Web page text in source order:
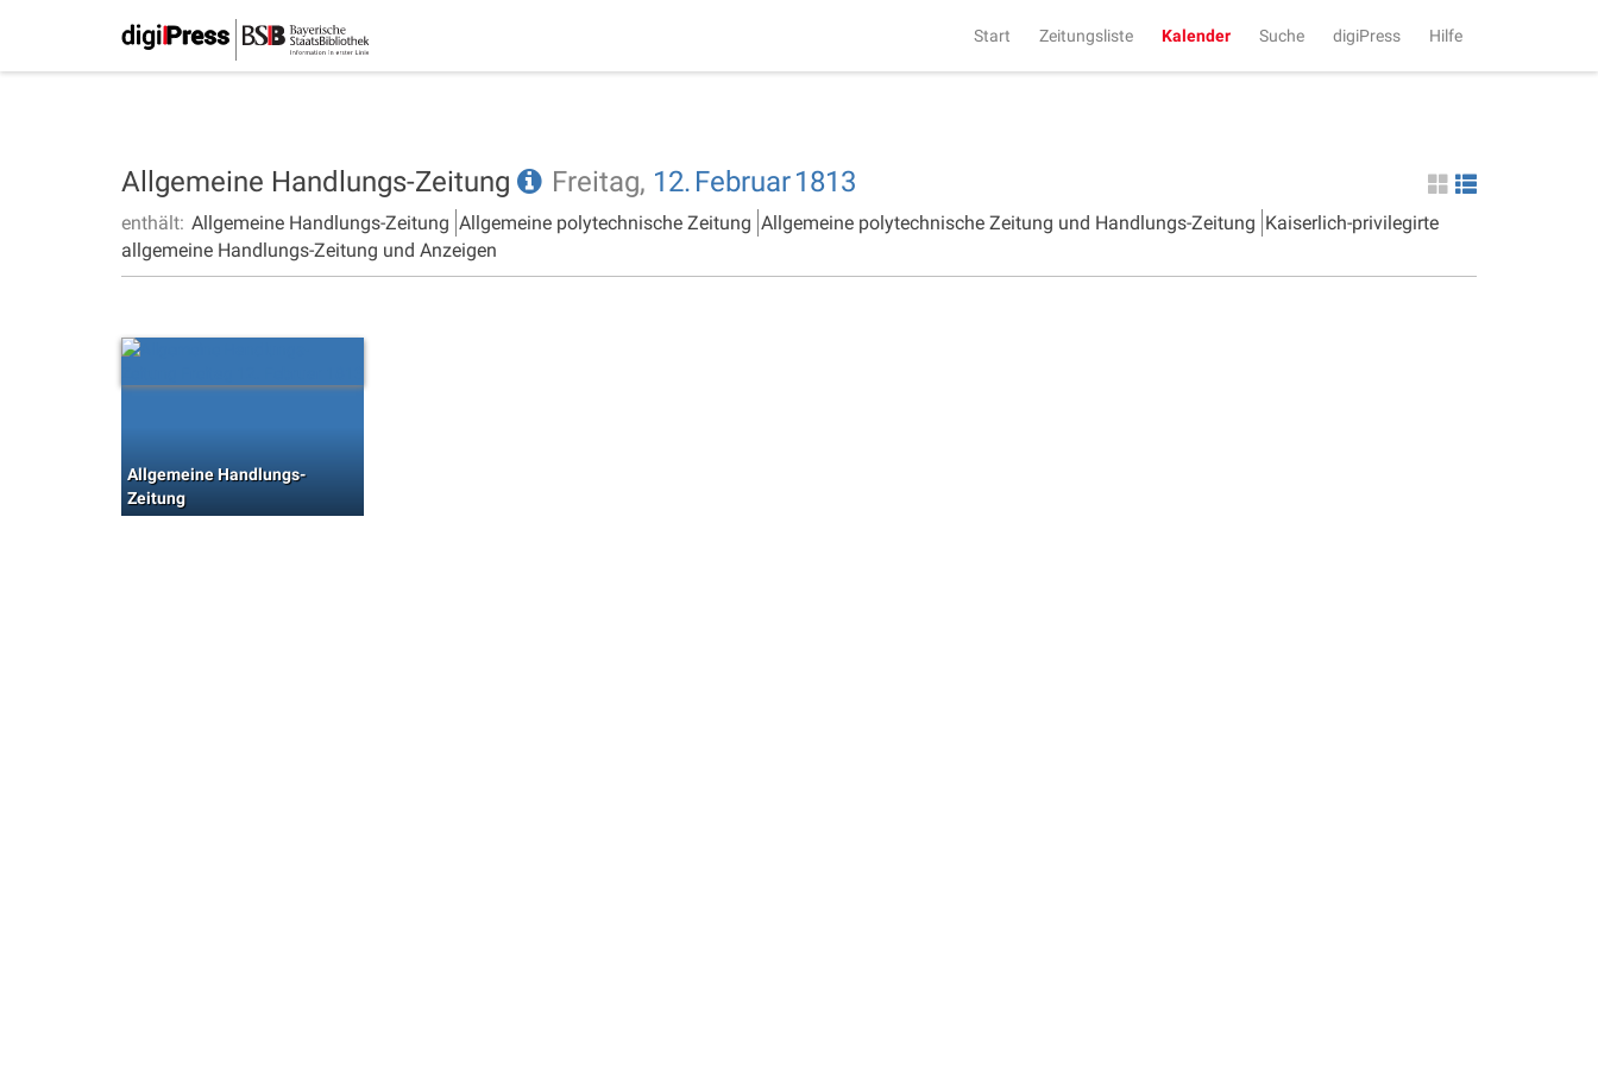
Start Zeitungsliste Kalender Suche digiPress Hilfe
Allgemeine Handlungs-Zeitung Freitag, 12. Februar1813
enthält: Allgemeine Handlungs-Zeitung Allgemeine polytechnische Zeitung Allgemeine polytechnische Zeitung und Handlungs-Zeitung Kaiserlich-privilegirte
allgemeine Handlungs-Zeitung und Anzeigen
Allgemeine Handlungs-
Zeitung